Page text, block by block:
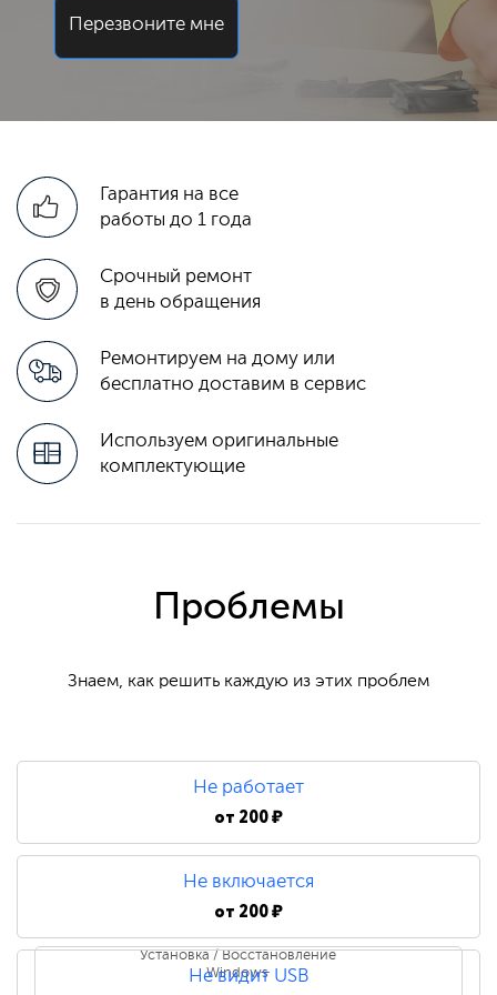
Перезвоните мне
Гарантия на все
работы до 1 года
Срочный ремонт
в день обращения
Ремонтируем на дому или
бесплатно доставим в сервис
Используем оригинальные
комплектующие
Проблемы
Знаем, как решить каждую из этих проблем
Не работает
от 200 ₽
Не включается
от 200 ₽
Установка / Восстановление
Windows
Не видит USB